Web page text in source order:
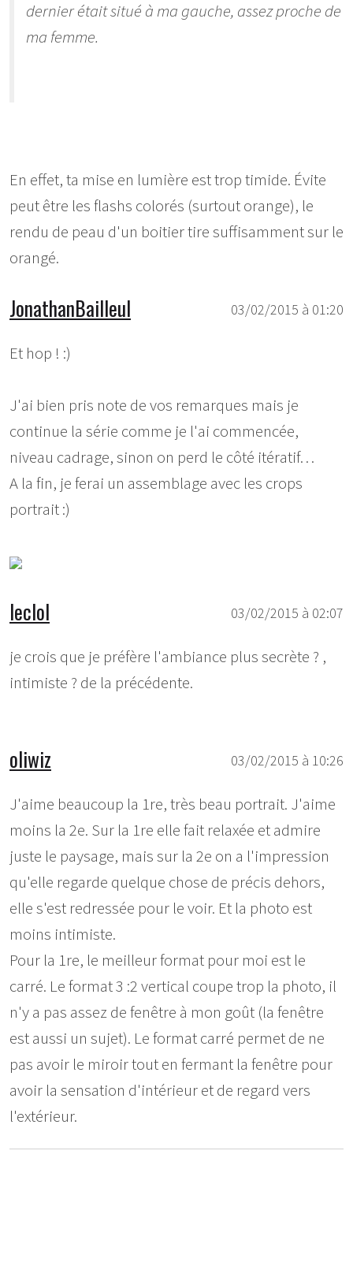
dernier était situé à ma gauche, assez proche de
ma femme.
En effet, ta mise en lumière est trop timide. Évite
peut être les flashs colorés (surtout orange), le
rendu de peau d'un boitier tire suffisamment sur le
orangé.
03/02/2015 à 01:20
JonathanBailleul
Et hop ! :)
J'ai bien pris note de vos remarques mais je
continue la série comme je l'ai commencée,
niveau cadrage, sinon on perd le côté itératif…
A la fin, je ferai un assemblage avec les crops
portrait :)
03/02/2015 à 02:07
leclol
je crois que je préfère l'ambiance plus secrète ? ,
intimiste ? de la précédente.
03/02/2015 à 10:26
oliwiz
J'aime beaucoup la 1re, très beau portrait. J'aime
moins la 2e. Sur la 1re elle fait relaxée et admire
juste le paysage, mais sur la 2e on a l'impression
qu'elle regarde quelque chose de précis dehors,
elle s'est redressée pour le voir. Et la photo est
moins intimiste.
Pour la 1re, le meilleur format pour moi est le
carré. Le format 3 :2 vertical coupe trop la photo, il
n'y a pas assez de fenêtre à mon goût (la fenêtre
est aussi un sujet). Le format carré permet de ne
pas avoir le miroir tout en fermant la fenêtre pour
avoir la sensation d'intérieur et de regard vers
l'extérieur.